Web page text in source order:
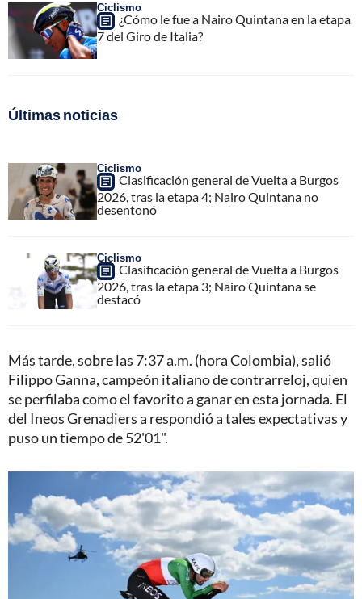
Ciclismo
¿Cómo le fue a Nairo Quintana en la etapa
7 del Giro de Italia?
Últimas noticias
Ciclismo
Clasificación general de Vuelta a Burgos
2026, tras la etapa 4; Nairo Quintana no
desentonó
Ciclismo
Clasificación general de Vuelta a Burgos
2026, tras la etapa 3; Nairo Quintana se
destacó
Más tarde, sobre las 7:37 a.m. (hora Colombia), salió
Filippo Ganna, campeón italiano de contrarreloj, quien
se perfilaba como el favorito a ganar en esta jornada. El
del Ineos Grenadiers a respondió a tales expectativas y
puso un tiempo de 52'01".